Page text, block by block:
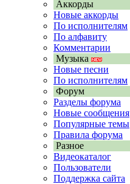
Аккорды
Новые аккорды
По исполнителям
По алфавиту
Комментарии
Музыка
Новые песни
По исполнителям
Форум
Разделы форума
Новые сообщения
Популярные темы
Правила форума
Разное
Видеокаталог
Пользователи
Поддержка сайта